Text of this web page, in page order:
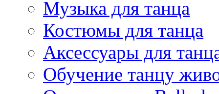
Музыка для танца
Костюмы для танца
Аксессуары для
Обучение танцу